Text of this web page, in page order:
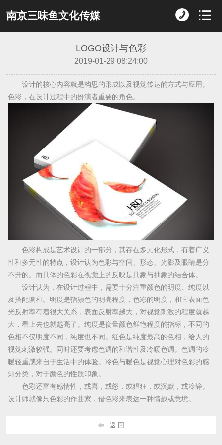
南京三味鱼文化传媒
LOGO设计与色彩
2019-01-29 08:24:00
设计的核心内容就是构思的形成以及视觉传达的方式与应用。
色彩，在设计过程中的扮演者重要的角色。
色彩构成是艺术设计的一部分，其存在多元化形式，有着广义
性和多元性的特点，设计认为色彩与空间、形态、光影及眼睛是分
不开的。而具体的色彩在视觉上的反映是具象与抽象的结合体。
设计认为，在设计过程中，需要十分注重颜色的明度、纯度以
及搭配调和。明度是指颜色的明亮程度，色彩的明度，和它表面色
光反射率有着很大关系，表面反射率越大，对视觉刺激的程度就越
大，看上去也就越亮了。纯度是衡量颜色鲜艳程度的指标，不同的
色相不仅明度不同，纯度也不同。红色是纯度最高的色相，给人的
视觉刺激较强。同时还要考虑色调的和谐性及冷暖色调。色调的冷
暖轻重感来自于生活中的体验。冷色与暖色是视觉心理对色彩的感
知分类，对于颜色的性质印象。
色彩还富有感情性，或喜，或怒，或猖狂，或沉默，或冷静。
设计师就像只色彩的作曲家，借色彩来表达一种情趣或意境。
返 回